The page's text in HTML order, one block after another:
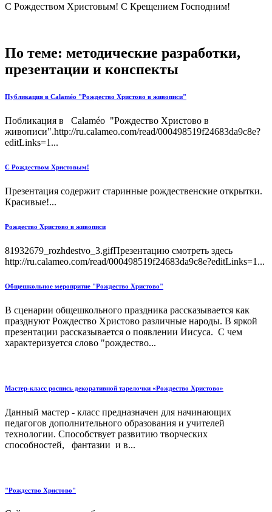
С Рождеством Христовым! С Крещением Господним!
По теме: методические разработки,
презентации и конспекты
Публикация в Сalaméo "Рождество Христово в живописи"
Побликация в Сalaméo "Рождество Христово в
живописи".http://ru.calameo.com/read/000498519f24683da9c8e?
editLinks=1...
С Рождеством Христовым!
Презентация содержит старинные рождественские открытки.
Красивые!...
Рождество Христово в живописи
81932679_rozhdestvo_3.gifПрезентацию смотреть здесь
http://ru.calameo.com/read/000498519f24683da9c8e?editLinks=1...
Общешкольное меропритие "Рождество Христово"
В сценарии общешкольного праздника рассказывается как
празднуют Рождество Христово различные народы. В яркой
презентации рассказывается о появлении Иисуса. С чем
характеризуется слово "рождество...
Мастер-класс роспись декоративной тарелочки «Рождество Христово»
Данный мастер - класс предназначен для начинающих
педагогов дополнительного образования и учителей
технологии. Способствует развитию творческих
способностей, фантазии и в...
"Рождество Христово"